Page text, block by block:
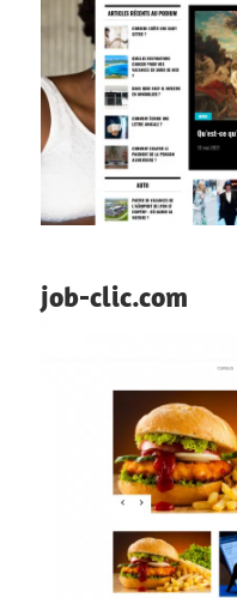
job-clic.com